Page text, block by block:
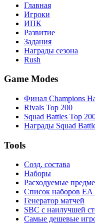
Главная
Игроки
ИПК
Развитие
Задания
Награды сезона
Rush
Game Modes
Финал Champions
Rivals Top 200
Squad Battles Top
Награды Squad
Tools
Созд. состава
Наборы
Расходуемые
Список наборов EA
Генератор матчей
SBC с наилучшей
Самые дешевые